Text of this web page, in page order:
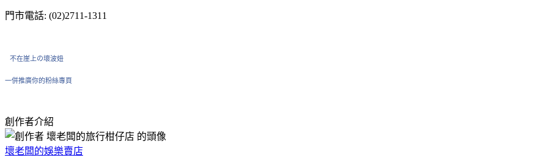
門市電話: (02)2711-1311
不在崖上の壞波妞
一併推廣你的粉絲專頁
創作者介紹
壞老闆的娛樂賣店